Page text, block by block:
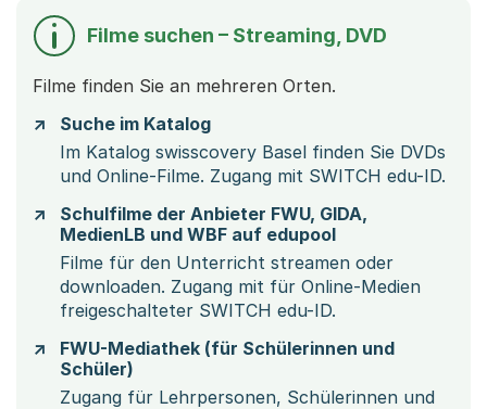
Filme suchen – Streaming, DVD
Filme finden Sie an mehreren Orten.
Suche im Katalog
Im Katalog swisscovery Basel finden Sie DVDs
und Online-Filme. Zugang mit SWITCH edu-ID.
Schulfilme der Anbieter FWU, GIDA,
MedienLB und WBF auf edupool
Filme für den Unterricht streamen oder
downloaden. Zugang mit für Online-Medien
freigeschalteter SWITCH edu-ID.
FWU-Mediathek (für Schülerinnen und
Schüler)
Zugang für Lehrpersonen, Schülerinnen und